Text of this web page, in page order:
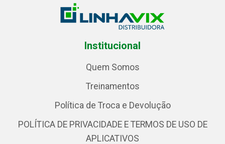
Institucional
Quem Somos
Treinamentos
Política de Troca e Devolução
POLÍTICA DE PRIVACIDADE E TERMOS DE USO DE
APLICATIVOS